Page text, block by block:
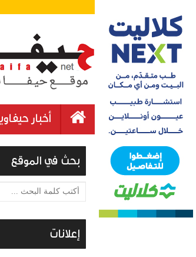
أخبار
بحث في الموقع
أكتب كلمة البحث ...
إعلانات